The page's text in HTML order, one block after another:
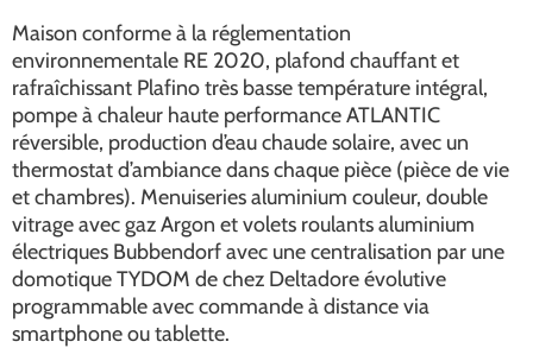
Maison conforme à la réglementation
environnementale RE 2020, plafond chauffant et
rafraîchissant Plafino très basse température intégral,
pompe à chaleur haute performance ATLANTIC
réversible, production d’eau chaude solaire, avec un
thermostat d’ambiance dans chaque pièce (pièce de vie
et chambres). Menuiseries aluminium couleur, double
vitrage avec gaz Argon et volets roulants aluminium
électriques Bubbendorf avec une centralisation par une
domotique TYDOM de chez Deltadore évolutive
programmable avec commande à distance via
smartphone ou tablette.